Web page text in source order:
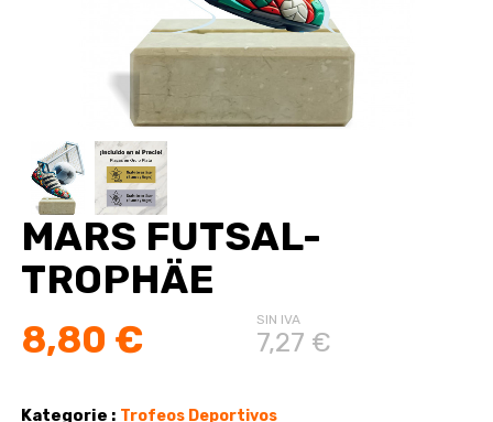
MARS FUTSAL-
TROPHÄE
8,80 € SIN IVA
7,27 €
Kategorie : Trofeos Deportivos